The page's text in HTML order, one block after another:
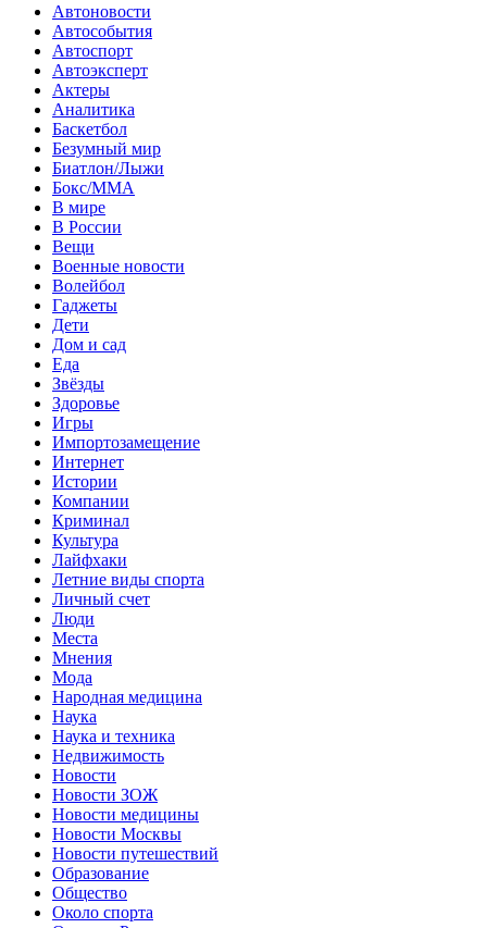
Автоновости
Автособытия
Автоспорт
Автоэксперт
Актеры
Аналитика
Баскетбол
Безумный мир
Биатлон/Лыжи
Бокс/MMA
В мире
В России
Вещи
Военные новости
Волейбол
Гаджеты
Дети
Дом и сад
Еда
Звёзды
Здоровье
Игры
Импортозамещение
Интернет
Истории
Компании
Криминал
Культура
Лайфхаки
Летние виды спорта
Личный счет
Люди
Места
Мнения
Мода
Народная медицина
Наука
Наука и техника
Недвижимость
Новости
Новости ЗОЖ
Новости медицины
Новости Москвы
Новости путешествий
Образование
Общество
Около спорта